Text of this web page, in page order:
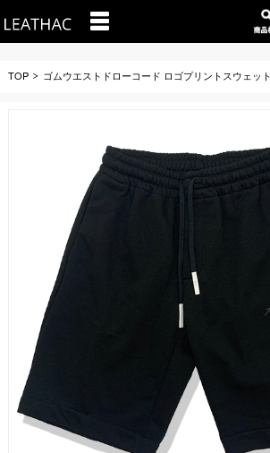
TOP ゴムウエストドローコード ロゴプリントスウェッ